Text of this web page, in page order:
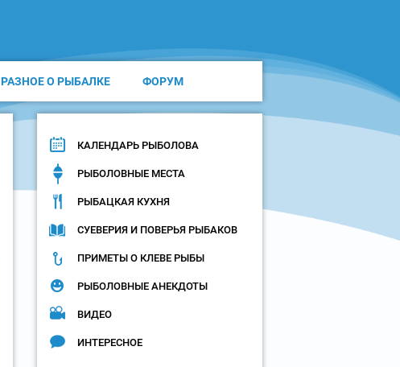
РАЗНОЕ О РЫБАЛКЕ ФОРУМ
КАЛЕНДАРЬ РЫБОЛОВА
РЫБОЛОВНЫЕ МЕСТА
РЫБАЦКАЯ КУХНЯ
СУЕВЕРИЯ И ПОВЕРЬЯ РЫБАКОВ
ПРИМЕТЫ О КЛЕВЕ РЫБЫ
РЫБОЛОВНЫЕ АНЕКДОТЫ
ВИДЕО
ИНТЕРЕСНОЕ